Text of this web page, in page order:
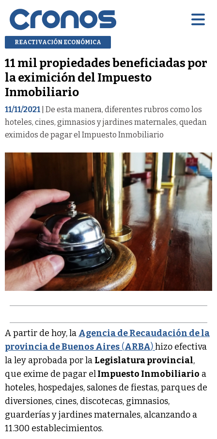
REACTIVACIÓN ECONÓMICA
11 mil propiedades beneficiadas por
la eximición del Impuesto
Inmobiliario
11/11/2021 | De esta manera, diferentes rubros como los
hoteles, cines, gimnasios y jardines maternales, quedan
eximidos de pagar el Impuesto Inmobiliario
A partir de hoy, la Agencia de Recaudación de la
provincia de Buenos Aires (ARBA)hizo efectiva
la ley aprobada por la Legislatura provincial,
que exime de pagar elImpuesto Inmobiliario a
hoteles, hospedajes, salones de fiestas, parques de
diversiones, cines, discotecas, gimnasios,
guarderías y jardines maternales, alcanzando a
11.300 establecimientos.